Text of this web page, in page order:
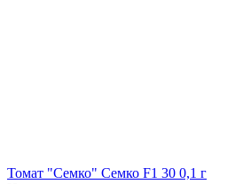
Томат "Семко" Семко F1 30 0,1 г